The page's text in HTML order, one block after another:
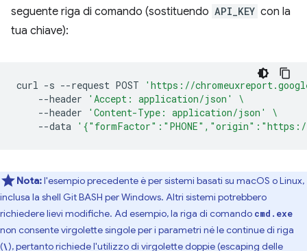
seguente riga di comando (sostituendo API_KEY con la
tua chiave):
curl -s --request POST
'https://
--header
'Accept: application/json'
\
--header
'Content-Type: application/json'
\
--data
Nota:l'esempio precedente è per sistemi basati su macOS o Linux,
inclusa la shell Git BASH per Windows. Altri sistemi potrebbero
richiedere lievi modifiche. Ad esempio, la riga di comando cmd.exe
non consente virgolette singole per i parametri né le continue di riga
(\), pertanto richiede l'utilizzo di virgolette doppie (escaping delle